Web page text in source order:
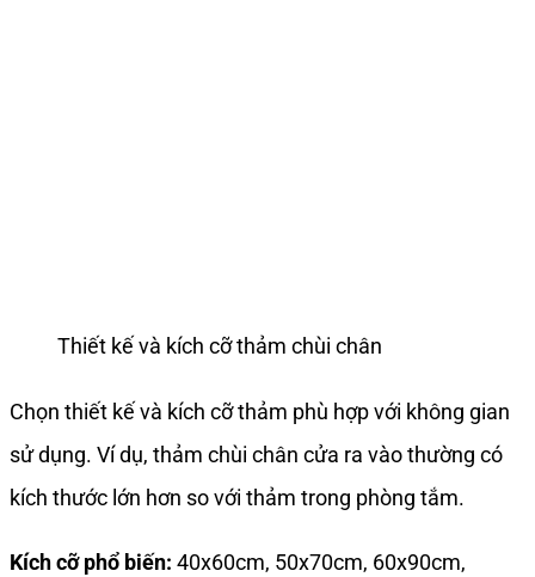
Thiết kế và kích cỡ thảm chùi chân
Chọn thiết kế và kích cỡ thảm phù hợp với không gian
sử dụng. Ví dụ, thảm chùi chân cửa ra vào thường có
kích thước lớn hơn so với thảm trong phòng tắm.
Kích cỡ phổ biến: 40x60cm, 50x70cm, 60x90cm,